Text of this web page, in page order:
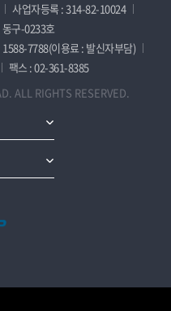
사업자등록 : 314-82-10024
구-0233호
1588-7788(이용료 : 발신자부담)
팩스 : 02-361-8385
ALL RIGHTS RESERVED.